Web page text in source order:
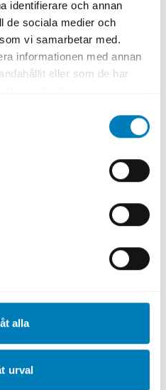
identifierare och annan
de sociala medier och
vi samarbetar med.
informationen med annan
eller som de har
alla
urval
som ställer krav på
som gäller när
användes?